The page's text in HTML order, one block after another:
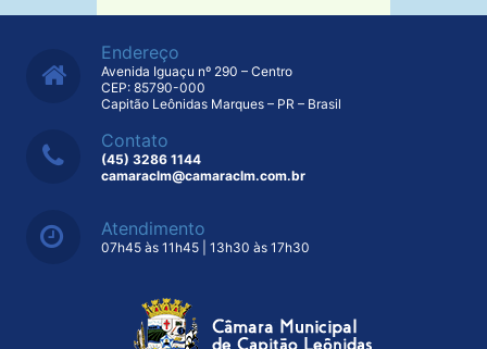
Endereço
Avenida Iguaçu nº 290 – Centro
CEP: 85790-000
Capitão Leônidas Marques – PR – Brasil
Contato
(45) 3286 1144
camaraclm@camaraclm.com.br
Atendimento
07h45 às 11h45 | 13h30 às 17h30